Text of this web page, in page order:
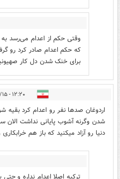
وقتی حکم از اعدام می‌رسد
که حکم اعدام صادر کرد رو
برای خنک شدن دل کار
۱۲:۲۰ - ۱۴۰۱/۰۶/۱۵
اردوغان صدها نفر رو اعدام کرد
شدن وگرنه آشوب پایانی نداشت الان
دنیا رو آزاد میکنید که باز هم
ترکیه اصلا اعدام نداره و